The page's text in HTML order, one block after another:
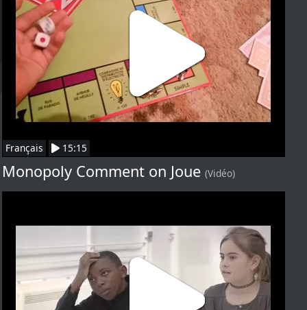
Français 15:15
Monopoly Comment on Joue (Vidéo)